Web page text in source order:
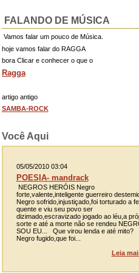
FALANDO DE MÚSICA
Vamos falar um pouco de Música.
hoje vamos falar do RAGGA
bora Clicar e conhecer o que o
Ragga
artigo antigo
SAMBA-ROCK
Você Aqui
05/05/2010 03:04
POESIA- mandrack
NEGROS HERÓIS Negro
forte,valente,inteligente guerreiro
Negro sofrido,injustiçado,foi torturado a
quente e viu seu povo ser
dizimado,escravizado jogado ao léu,a
sorte e até a morte não se rendeu
SOU EU... Que virou lenda e até mito?
Negro fugido,que foi...
Leia